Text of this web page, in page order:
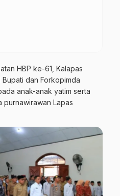
HBP ke-61, Kalapas
dan Forkopimda
anak-anak yatim serta
purnawirawan Lapas